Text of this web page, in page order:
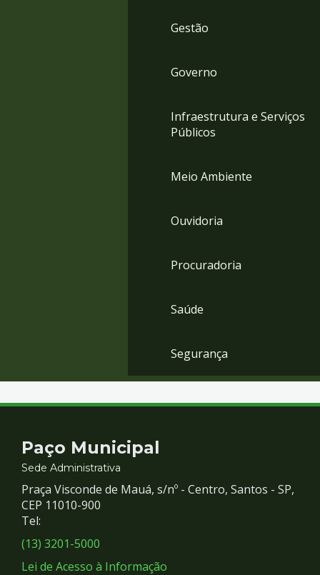
Gestão
Governo
Infraestrutura e Serviços
Públicos
Meio Ambiente
Ouvidoria
Procuradoria
Saúde
Segurança
Contato
e
Redes
Sociais
Paço Municipal
Sede Administrativa
Praça Visconde de Mauá, s/nº - Centro, Santos - SP,
CEP 11010-900
Tel:
(13) 3201-5000
Lei de Acesso à Informação